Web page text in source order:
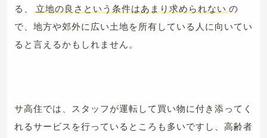
る、
立地の良さという条件はあまり求められない の
で、地方や郊外に広い土地を所有している人に向いてい
ると言えるかもしれません。
サ高住では、スタッフが運転して買い物に付き添ってく
れるサービスを行っているところも多いですし、高齢者